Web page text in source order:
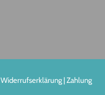
Widerrufserklärung |Zahlung